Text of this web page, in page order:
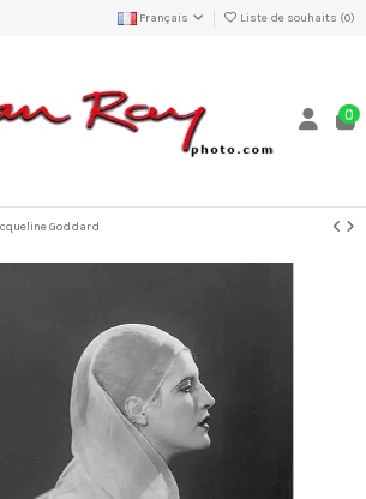
Français Liste de souhaits (0)
0
Goddard